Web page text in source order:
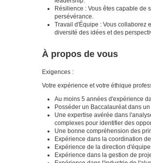
Résilience : Vous êtes capable de
persévérance.
Travail d'Équipe : Vous collaborez
diversité des idées et des
À propos de vous
Exigences :
Votre expérience et votre éthique
Au moins 5 années d'expérience
Posséder un Baccalauréat dans
Une expertise avérée dans
complexes pour identifier des
Une bonne compréhension des
Expérience dans la coordination
Expérience de la direction
Expérience dans la gestion de